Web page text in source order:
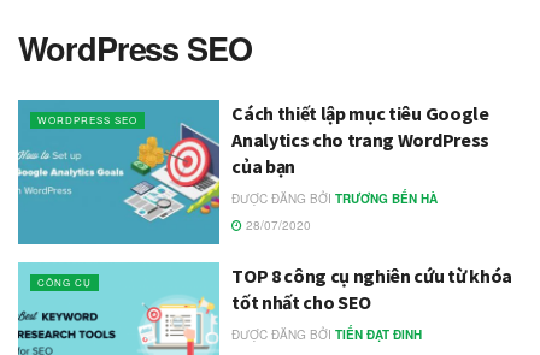
WordPress SEO
WORDPRESS SEO
Cách thiết lập mục tiêu Google
Analytics cho trang WordPress
của bạn
ĐƯỢC ĐĂNG BỞI TRƯƠNG BẾN HÀ
28/07/2020
CÔNG CỤ
TOP 8 công cụ nghiên cứu từ khóa
tốt nhất cho SEO
ĐƯỢC ĐĂNG BỞI TIẾN ĐẠT ĐINH